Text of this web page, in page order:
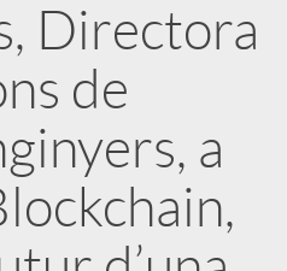
Directora
de
a